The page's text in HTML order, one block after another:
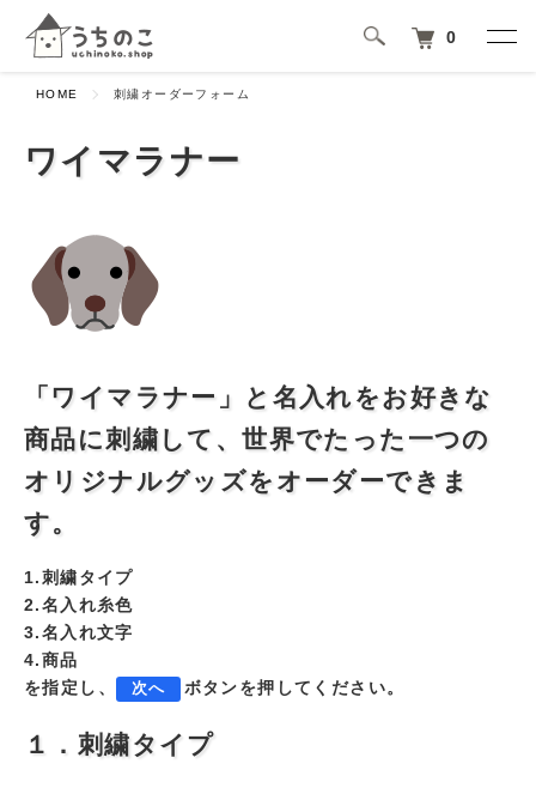
0
HOME 刺繍オーダーフォーム
ワイマラナー
「ワイマラナー」と名入れをお好きな
商品に刺繍して、世界でたった一つの
オリジナルグッズをオーダーできま
す。
1.刺繍タイプ
2.名入れ糸色
3.名入れ文字
4.商品
を指定し、
次へ ボタンを押してください。
１．刺繍タイプ